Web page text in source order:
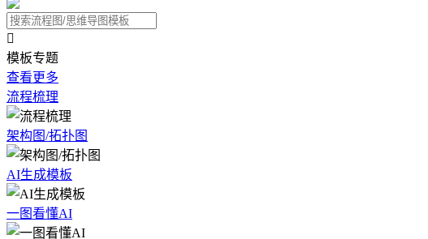

模板专题
查看更多
流程梳理
架构图/拓扑图
AI生成模板
一图看懂AI